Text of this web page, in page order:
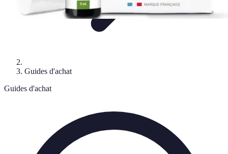
Guides d'achat
Guides d'achat